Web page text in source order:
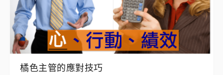
橘色主管的應對技巧